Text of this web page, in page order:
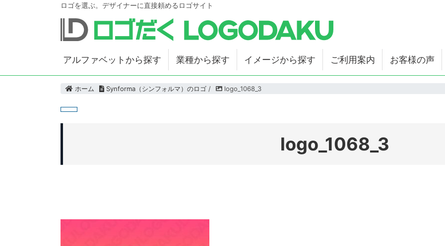
ロゴを選ぶ。デザイナーに直接頼めるロゴサイト
アルファベットから探す 業種から探す イメージから探す ご利用案内 お客様の声
ホーム Synforma（シンフォルマ）のロゴ / logo_1068_3
logo_1068_3